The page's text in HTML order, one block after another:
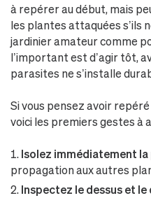
à repérer au début, mais
les plantes attaquées s’ils
jardinier amateur comme
l’important est d’agir tôt,
parasites ne s’installe
Si vous pensez avoir
voici les premiers gestes à
Isolez immédiatement
propagation aux autres
Inspectez le dessus et